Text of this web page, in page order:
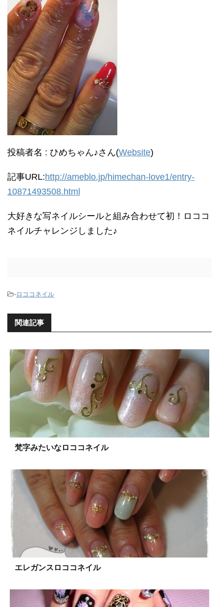
投稿者名 : ひめちゃん♪さん(Website)
記事URL:http://ameblo.jp/himechan-love1/entry-
10871493508.html
大好きな写ネイルシールと組み合わせて初！ロココ
ネイルチャレンジしました♪
-ロココネイル
関連記事
梵字みたいなロココネイル
エレガンスロココネイル